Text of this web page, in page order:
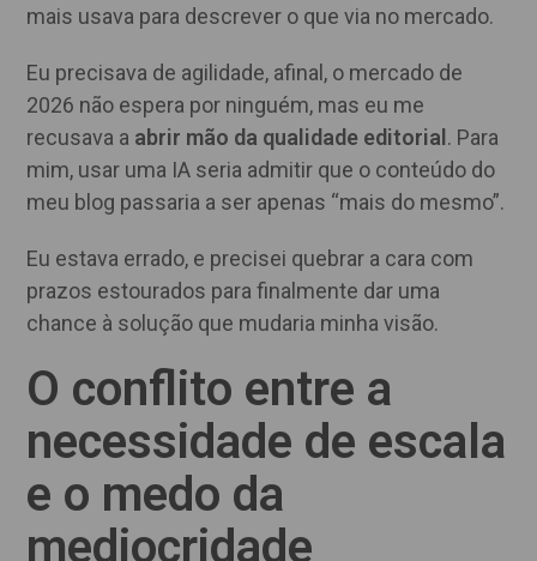
mais usava para descrever o que via no mercado.
Eu precisava de agilidade, afinal, o mercado de
2026 não espera por ninguém, mas eu me
recusava a abrir mão da qualidade editorial . Para
mim, usar uma IA seria admitir que o conteúdo do
meu blog passaria a ser apenas “mais do mesmo”.
Eu estava errado, e precisei quebrar a cara com
prazos estourados para finalmente dar uma
chance à solução que mudaria minha visão.
O conflito entre a
necessidade de escala
e o medo da
mediocridade